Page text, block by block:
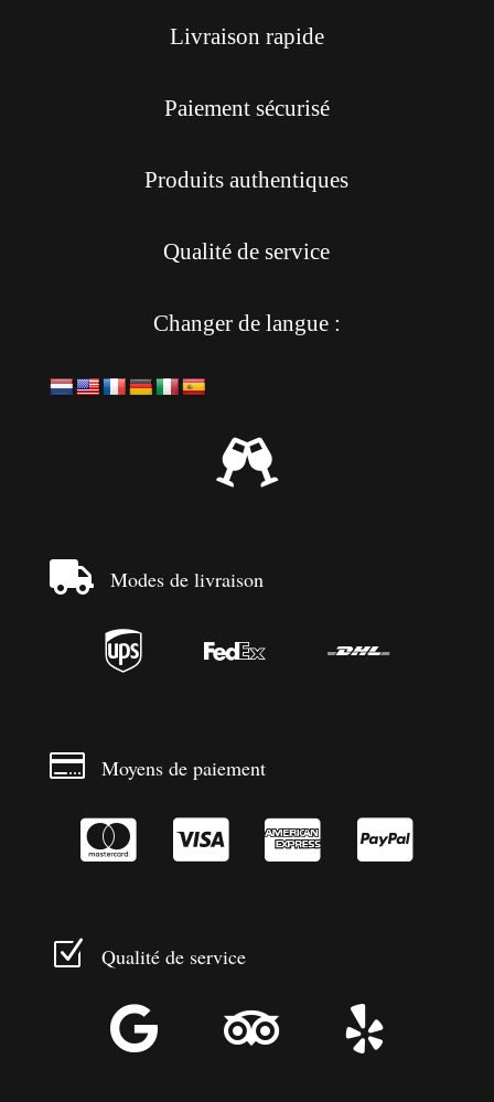
Livraison rapide
Paiement sécurisé
Produits authentiques
Qualité de service
Changer de langue :

 Modes de livraison
  
 Moyens de paiement
   
Z Qualité de service
  